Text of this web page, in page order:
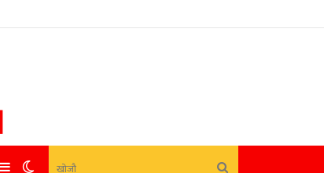
खोजौ
Switch
Sidebar